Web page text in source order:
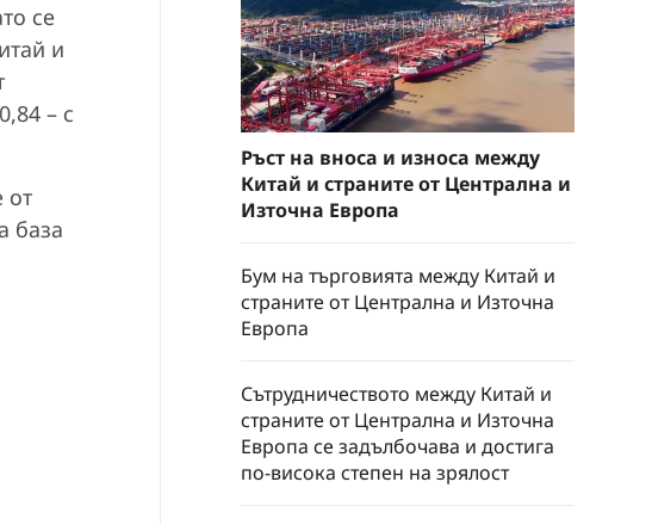
се
и
– с
от
база
Ръст на вноса и износа между
Китай и страните от Централна и
Източна Европа
Бум на търговията между Китай и
страните от Централна и Източна
Европа
Сътрудничеството между Китай и
страните от Централна и Източна
Европа се задълбочава и достига
по-висока степен на зрялост